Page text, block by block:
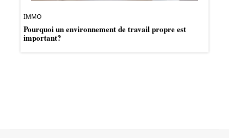
IMMO
Pourquoi un environnement de travail propre est
important?